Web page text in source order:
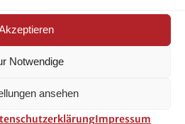
Notwendige
ansehen
Impressum
Ø 290 mm